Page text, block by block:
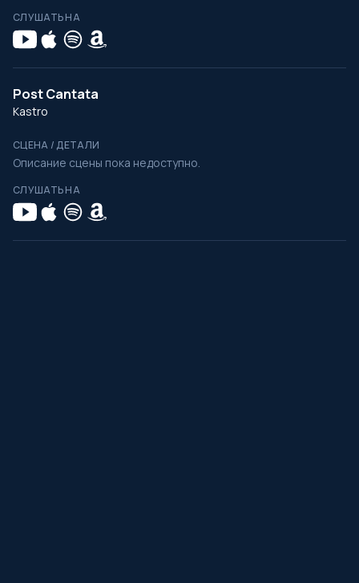
СЛУШАТЬ НА
Post Cantata
Kastro
СЦЕНА / ДЕТАЛИ
Описание сцены пока недоступно.
СЛУШАТЬ НА